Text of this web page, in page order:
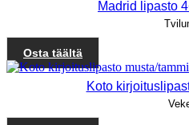
Madrid lipasto
Osta täältä
Koto